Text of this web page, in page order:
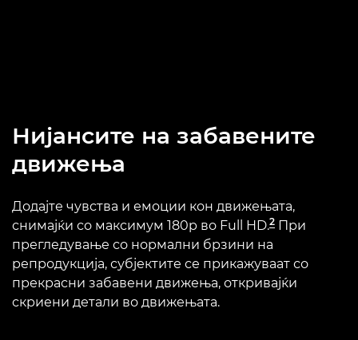
Нијансите на забавените
движења
Додајте чувства и емоции кон движењата,
снимајќи со максимум 180p во Full HD.2 При
прегледување со нормални брзини на
репродукција, субјектите се прикажуваат со
прекрасни забавени движења, откривајќи
скриени детали во движењата.